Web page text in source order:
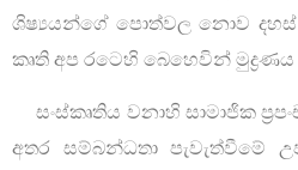
ශිෂ්‍යයන්ගේ පොත්වල නොව
කෘති අප රටෙහි බෙහෙවින්
සංස්කෘතිය වනාහි සාමාජික
අතර සම්බන්ධතා පැවැත්වීමේ